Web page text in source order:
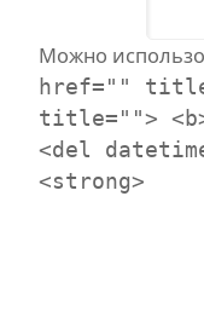
Можно
href=""
title="">
<del
<strong>